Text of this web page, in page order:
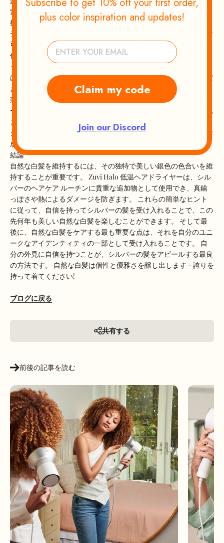
紫外線、特に太陽からの UVA 光線と UVB 光線は、毛幹に構造的
損傷を引き起こし、残っているメラニンやタンパク質、特にシス
テインを分解することにより、白髪や銀髪の黄ばみを引き起こす
可能性があります。 UV 暴露中のフリーラジカルの形成がこの損
傷に寄与し、その結果、自然な色が失われ、黄色または真鍮のよ
うな色調が現れます。 これを避けるために、屋外で過ごすとき
は帽子やスカーフを着用して銀髪を保護することを検討してくだ
さい。 もう1つの積極的なステップは、UV保護機能を備えたヘア
製品を選択することです。 多くの洗い流さないコンディショナ
ー、スタイリング スプレー、美容液には UV フィルターが組み込
まれています。 これらの製品は、髪に栄養を与えてスタイリン
グするだけでなく、太陽の有害な影響から保護するシールドも作
成します。
結論
自然な白髪を維持するには、その独特で美しい銀色の色合いを維
持することが重要です。 Zuvi Halo 低温ヘアドライヤーは、シル
バーのヘアケア ルーチンに貴重な追加物として使用でき、真鍮
っぽさや熱によるダメージを防ぎます。 これらの簡単なヒント
に従って、自信を持ってシルバーの髪を受け入れることで、この
先何年も美しい自然な白髪を楽しむことができます。 そして最
後に、自然な白髪をケアする最も重要な点は、それを自分のユニ
ークなアイデンティティの一部として受け入れることです。 自
分の外見に自信を持つことが、シルバーの髪をアピールする最良
の方法です。 自然な白髪は個性と優雅さを醸し出します - 誇りを
持って着てください!
ブログに戻る
共有する
前後の記事を読む
plus color inspiration and updates!
Claim my code
Join our Discord